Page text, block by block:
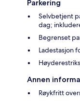
Parkering
Selvbetjent
dag;
Begrenset
Ladestasjon
Annen
Røykfritt